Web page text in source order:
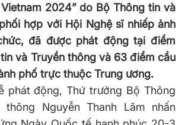
2024” do Bộ Thông tin và
hợp với Hội Nghệ sĩ nhiếp ảnh
đã được phát động tại điểm
và Truyền thông và 63 điểm cầu
phố trực thuộc Trung ương.
phát động, Thứ trưởng Bộ Thông
Nguyễn Thanh Lâm nhấn